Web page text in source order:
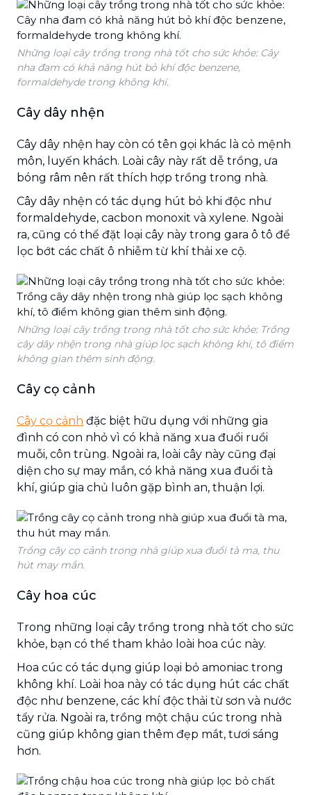
Những loại cây trồng trong nhà tốt cho sức khỏe: Cây
nha đam có khả năng hút bỏ khí độc benzene,
formaldehyde trong không khí.
Cây dây nhện
Cây dây nhện hay còn có tên gọi khác là cỏ mệnh
môn, luyến khách. Loài cây này rất dễ trồng, ưa
bóng râm nên rất thích hợp trồng trong nhà.
Cây dây nhện có tác dụng hút bỏ khi độc như
formaldehyde, cacbon monoxit và xylene. Ngoài
ra, cũng có thể đặt loại cây này trong gara ô tô để
lọc bớt các chất ô nhiễm từ khí thải xe cộ.
Những loại cây trồng trong nhà tốt cho sức khỏe: Trồng
cây dây nhện trong nhà giúp lọc sạch không khí, tô điểm
không gian thêm sinh động.
Cây cọ cảnh
Cây cọ cảnh đặc biệt hữu dụng với những gia
đình có con nhỏ vì có khả năng xua đuổi ruồi
muỗi, côn trùng. Ngoài ra, loài cây này cũng đại
diện cho sự may mắn, có khả năng xua đuổi tà
khí, giúp gia chủ luôn gặp bình an, thuận lợi.
Trồng cây cọ cảnh trong nhà giúp xua đuổi tà ma, thu
hút may mắn.
Cây hoa cúc
Trong những loại cây trồng trong nhà tốt cho sức
khỏe, bạn có thể tham khảo loài hoa cúc này.
Hoa cúc có tác dụng giúp loại bỏ amoniac trong
không khí. Loài hoa này có tác dụng hút các chất
độc như benzene, các khí độc thải từ sơn và nước
tẩy rửa. Ngoài ra, trồng một chậu cúc trong nhà
cũng giúp không gian thêm đẹp mắt, tươi sáng
hơn.